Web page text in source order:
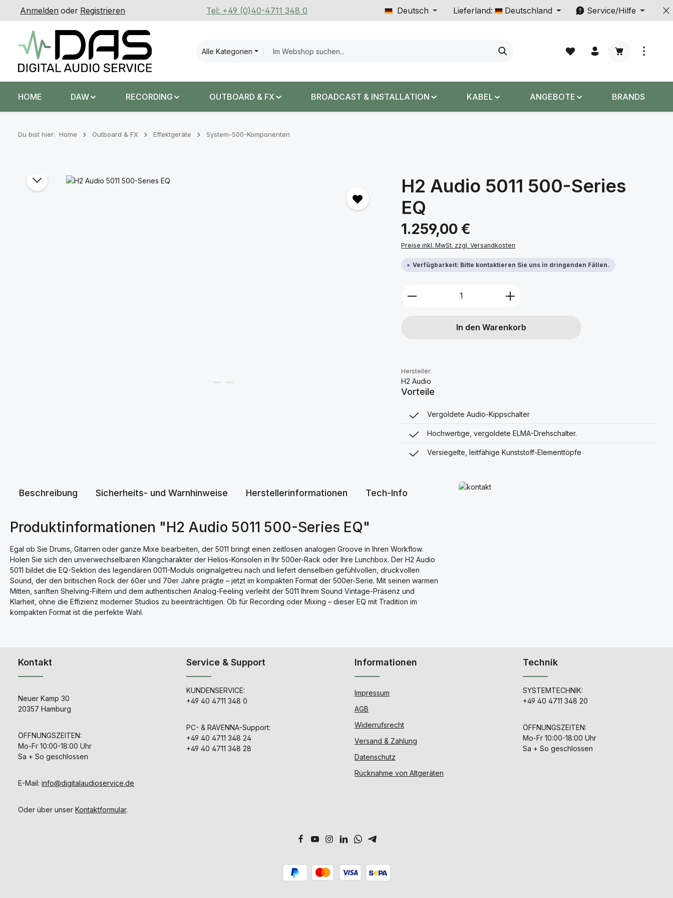
Hauptinhalt springen
Zur Suche springen
Zur Hauptnavigation springen
Anmelden oder Registrieren Tel: +49 (0)40-4711 348 0 Deutsch Lieferland: Deutschland Service/Hilfe
Alle Kategorien
Warenkorb
HOME DAW RECORDING OUTBOARD & FX BROADCAST & INSTALLATION KABEL ANGEBOTE BRANDS
Du bist hier: Home Outboard & FX Effektgeräte System-500-Komponenten
Bildergalerie überspringen
H2 Audio 5011 500-Series
EQ
Regulärer Preis:
1.259,00 €
Preise inkl. MwSt. zzgl. Versandkosten
Verfügbarkeit: Bitte kontaktieren Sie uns in dringenden Fällen.
Produkt Anzahl: Gib den gewünschten Wert
In den Warenkorb
Hersteller:
H2 Audio
Vorteile
Vergoldete Audio-Kippschalter
Hochwertige, vergoldete ELMA-Drehschalter.
Versiegelte, leitfähige Kunststoff-Elementtöpfe
Beschreibung Sicherheits- und Warnhinweise Herstellerinformationen Tech-Info
Produktinformationen "H2 Audio 5011 500-Series EQ"
Egal ob Sie Drums, Gitarren oder ganze Mixe bearbeiten, der 5011 bringt einen zeitlosen analogen Groove in Ihren Workflow.
Holen Sie sich den unverwechselbaren Klangcharakter der Helios-Konsolen in Ihr 500er-Rack oder Ihre Lunchbox. Der H2 Audio
5011 bildet die EQ-Sektion des legendären 0011-Moduls originalgetreu nach und liefert denselben gefühlvollen, druckvollen
Sound, der den britischen Rock der 60er und 70er Jahre prägte – jetzt im kompakten Format der 500er-Serie. Mit seinen warmen
Mitten, sanften Shelving-Filtern und dem authentischen Analog-Feeling verleiht der 5011 Ihrem Sound Vintage-Präsenz und
Klarheit, ohne die Effizienz moderner Studios zu beeinträchtigen. Ob für Recording oder Mixing – dieser EQ mit Tradition im
kompakten Format ist die perfekte Wahl.
Mehr erfahren
Kontakt
Neuer Kamp 30
20357 Hamburg
ÖFFNUNGSZEITEN:
Mo-Fr 10:00-18:00 Uhr
Sa + So geschlossen
E-Mail: info@digitalaudioservice.de
Oder über unser Kontaktformular.
Service & Support
KUNDENSERVICE:
+49 40 4711 348 0
PC- & RAVENNA-Support:
+49 40 4711 348 24
+49 40 4711 348 28
Informationen
Impressum
AGB
Widerrufsrecht
Versand & Zahlung
Datenschutz
Rücknahme von Altgeräten
Technik
SYSTEMTECHNIK:
+49 40 4711 348 20
ÖFFNUNGSZEITEN:
Mo-Fr 10:00-18:00 Uhr
Sa + So geschlossen